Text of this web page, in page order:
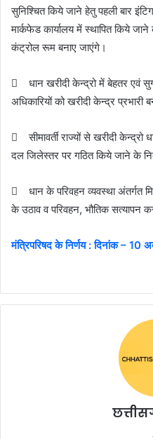
सुनिश्चित किये जाने हेतु पहली बार
मार्कफेड कार्यालय में स्थापित किये जाने
कंट्रोल रूम बनाए जाएंगे।
 धान खरीदी केन्द्रो में बेहतर एवं
अधिकारियों को खरीदी केन्द्र प्रभारी
 सीमावर्ती राज्यों से खरीदी
दल जिलेस्तर पर गठित किये जाने के
 धान के परिवहन व्यवस्था अंतर्गत
के उठाव व परिवहन, भौतिक सत्यापन
मंत्रिपरिषद के निर्णय : दिनांक – 10